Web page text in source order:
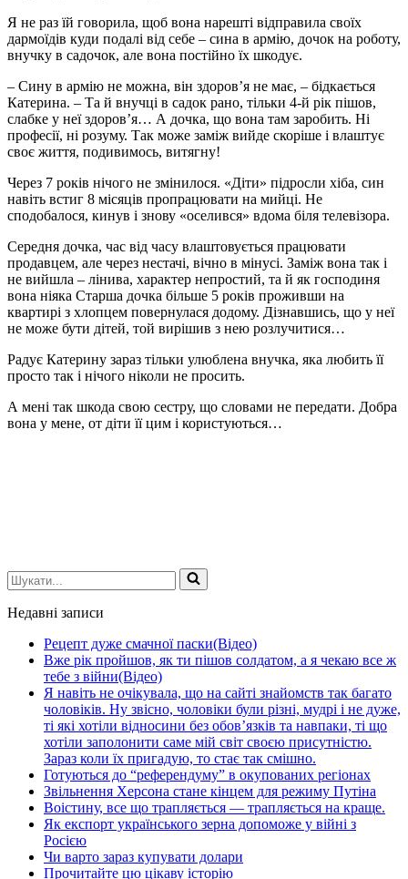
Я не раз їй говорила, щоб вона нарешті відправила своїх
дармоїдів куди подалі від себе – сина в армію, дочок на роботу,
внучку в садочок, але вона постійно їх шкодує.
– Сину в армію не можна, він здоров’я не має, – бідкається
Катерина. – Та й внучці в садок рано, тільки 4-й рік пішов,
слабке у неї здоров’я… А дочка, що вона там заробить. Ні
професії, ні розуму. Так може заміж вийде скоріше і влаштує
своє життя, подивимось, витягну!
Через 7 років нічого не змінилося. «Діти» підросли хіба, син
навіть встиг 8 місяців пропрацювати на мийці. Не
сподобалося, кинув і знову «оселився» вдома біля телевізора.
Середня дочка, час від часу влаштовується працювати
продавцем, але через нестачі, вічно в мінусі. Заміж вона так і
не вийшла – лінива, характер непростий, та й як господиня
вона ніяка Старша дочка більше 5 років проживши на
квартирі з хлопцем повернулася додому. Дізнавшись, що у неї
не може бути дітей, той вирішив з нею розлучитися…
Радує Катерину зараз тільки улюблена внучка, яка любить її
просто так і нічого ніколи не просить.
А мені так шкода свою сестру, що словами не передати. Добра
вона у мене, от діти її цим і користуються…
Шукати...
Недавні записи
Рецепт дуже смачної паски(Відео)
Вже рік пройшов, як ти пішов солдатом, а я чекаю все ж
тебе з війни(Відео)
Я навіть не очікувала, що на сайті знайомств так багато
чоловіків. Ну звісно, чоловіки були різні, мудрі і не дуже,
ті які хотіли відносини без обов’язків та навпаки, ті що
хотіли заполонити саме мій світ своєю присутністю.
Зараз коли їх пригадую, то стає так смішно.
Готуються до “референдуму” в окупованих регіонах
Звільнення Херсона стане кінцем для режиму Путіна
Воістину, все що трапляється — трапляється на краще.
Як експорт українського зерна допоможе у війні з
Росією
Чи варто зараз купувати долари
Прочитайте цю цікаву історію